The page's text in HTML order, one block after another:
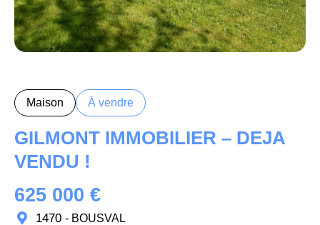
Maison À vendre
GILMONT IMMOBILIER – DEJA
VENDU !
625 000 €
1470 - BOUSVAL